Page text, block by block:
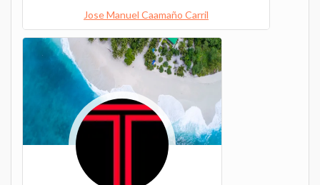
Jose Manuel Caamaño Carril